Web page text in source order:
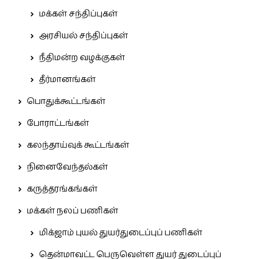
மக்கள் சந்திப்புகள்
அரசியல் சந்திப்புகள்
நீதிமன்ற வழக்குகள்
தீர்மானங்கள்
பொதுக்கூட்டங்கள்
போராட்டங்கள்
கலந்தாய்வுக் கூட்டங்கள்
நினைவேந்தல்கள்
கருத்தரங்கங்கள்
மக்கள் நலப் பணிகள்
மிக்ஜாம் புயல் துயர்துடைப்புப் பணிகள்
தென்மாவட்ட பெருவெள்ள துயர் துடைப்புப்